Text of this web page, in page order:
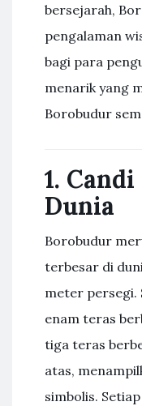
bersejarah,
pengalaman
bagi para
menarik yang
Borobudur
1.
Dunia
Borobudur
terbesar di
meter
enam teras
tiga teras
atas,
simbolis.